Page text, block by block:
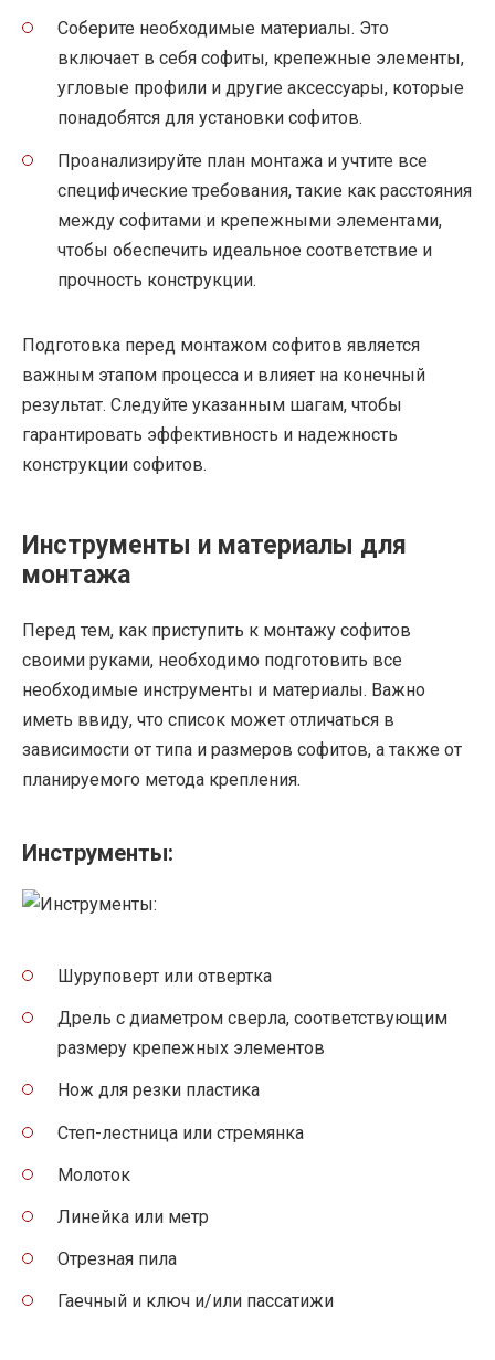
Соберите необходимые материалы. Это
включает в себя софиты, крепежные элементы,
угловые профили и другие аксессуары, которые
понадобятся для установки софитов.
Проанализируйте план монтажа и учтите все
специфические требования, такие как расстояния
между софитами и крепежными элементами,
чтобы обеспечить идеальное соответствие и
прочность конструкции.
Подготовка перед монтажом софитов является
важным этапом процесса и влияет на конечный
результат. Следуйте указанным шагам, чтобы
гарантировать эффективность и надежность
конструкции софитов.
Инструменты и материалы для
монтажа
Перед тем, как приступить к монтажу софитов
своими руками, необходимо подготовить все
необходимые инструменты и материалы. Важно
иметь ввиду, что список может отличаться в
зависимости от типа и размеров софитов, а также от
планируемого метода крепления.
Инструменты:
Шуруповерт или отвертка
Дрель с диаметром сверла, соответствующим
размеру крепежных элементов
Нож для резки пластика
Степ-лестница или стремянка
Молоток
Линейка или метр
Отрезная пила
Гаечный и ключ и/или пассатижи